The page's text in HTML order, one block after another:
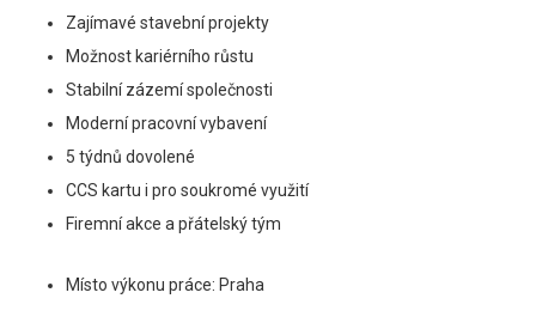
Zajímavé stavební projekty
Možnost kariérního růstu
Stabilní zázemí společnosti
Moderní pracovní vybavení
5 týdnů dovolené
CCS kartu i pro soukromé využití
Firemní akce a přátelský tým
Místo výkonu práce: Praha